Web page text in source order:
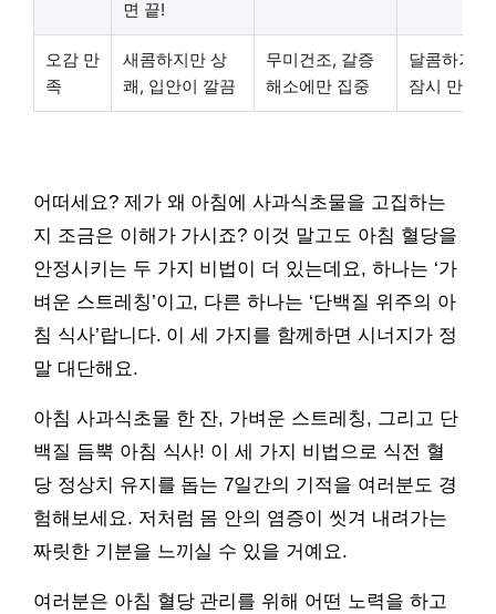
면 끝!
오감 만
족
새콤하지만 상
쾌, 입안이 깔끔
무미건조, 갈증
해소에만 집중
달콤하거나
잠시 만족
어떠세요? 제가 왜 아침에 사과식초물을 고집하는
지 조금은 이해가 가시죠? 이것 말고도 아침 혈당을
안정시키는 두 가지 비법이 더 있는데요, 하나는 ‘가
벼운 스트레칭’이고, 다른 하나는 ‘단백질 위주의 아
침 식사’랍니다. 이 세 가지를 함께하면 시너지가 정
말 대단해요.
아침 사과식초물 한 잔, 가벼운 스트레칭, 그리고 단
백질 듬뿍 아침 식사! 이 세 가지 비법으로 식전 혈
당 정상치 유지를 돕는 7일간의 기적을 여러분도 경
험해보세요. 저처럼 몸 안의 염증이 씻겨 내려가는
짜릿한 기분을 느끼실 수 있을 거예요.
여러분은 아침 혈당 관리를 위해 어떤 노력을 하고